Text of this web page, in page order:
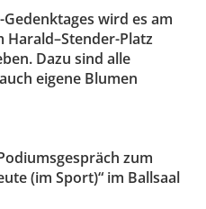
wird es am
Harald–Stender-Platz
Dazu sind alle
eigene Blumen
zum
(im Sport)“ im Ballsaal